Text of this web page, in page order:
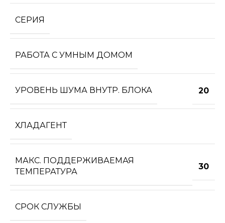
СЕРИЯ
РАБОТА С УМНЫМ ДОМОМ
УРОВЕНЬ ШУМА ВНУТР. БЛОКА 20
ХЛАДАГЕНТ
МАКС. ПОДДЕРЖИВАЕМАЯ
ТЕМПЕРАТУРА
30
СРОК СЛУЖБЫ